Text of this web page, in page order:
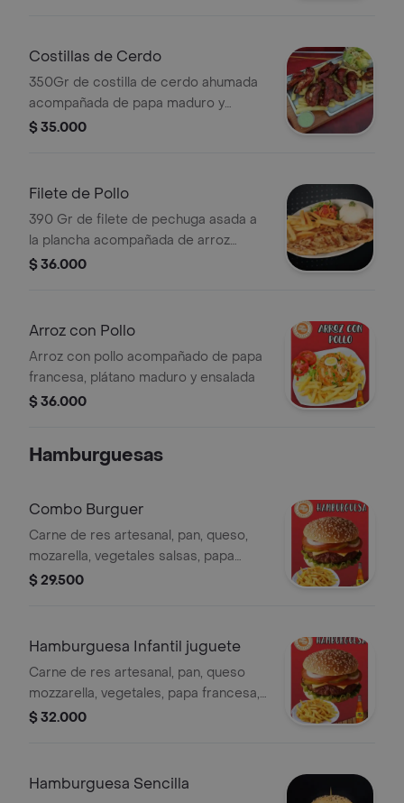
Costillas de Cerdo
350Gr de costilla de cerdo ahumada
acompañada de papa maduro y
ensalada de la casa
$ 35.000
Filete de Pollo
390 Gr de filete de pechuga asada a
la plancha acompañada de arroz
blanco, papa francesa y ensalada de
$ 36.000
Arroz con Pollo
Arroz con pollo acompañado de papa
francesa, plátano maduro y ensalada
$ 36.000
Hamburguesas
Combo Burguer
Carne de res artesanal, pan, queso,
mozarella, vegetales salsas, papa
francesa y gaseosa postobon 400 ml
$ 29.500
Hamburguesa Infantil juguete
Carne de res artesanal, pan, queso
mozzarella, vegetales, papa francesa,
limonada personal 16 oz y juguete de
$ 32.000
Hamburguesa Sencilla